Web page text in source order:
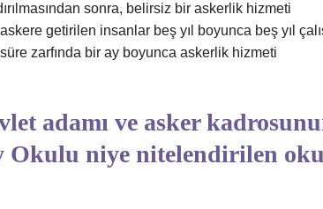
sonra, belirsiz bir askerlik hizmeti
getirilen insanlar beş yıl boyunca beş yıl
zarfında bir ay boyunca askerlik hizmeti
adamı ve asker
Okulu niye nitelendirilen